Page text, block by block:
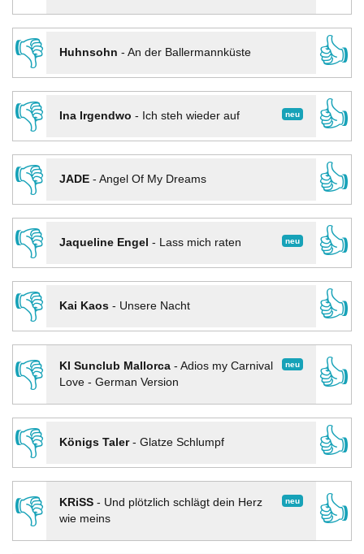
👎
Huhnsohn - An der Ballermannküste
👍
👎
neu
Ina Irgendwo - Ich steh wieder auf
👍
👎
JADE- Angel Of My Dreams
👍
👎
neu
Jaqueline Engel - Lass mich raten
👍
👎
Kai Kaos- Unsere Nacht
👍
👎
neu
KI Sunclub Mallorca- Adios my Carnival
Love - German Version
👍
👎
Königs Taler- Glatze Schlumpf
👍
👎
neu
KRiSS- Und plötzlich schlägt dein Herz
wie meins
👍